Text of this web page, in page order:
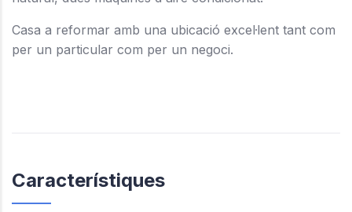
Casa a reformar amb una ubicació excel·lent tant com
per un particular com per un negoci.
Característiques